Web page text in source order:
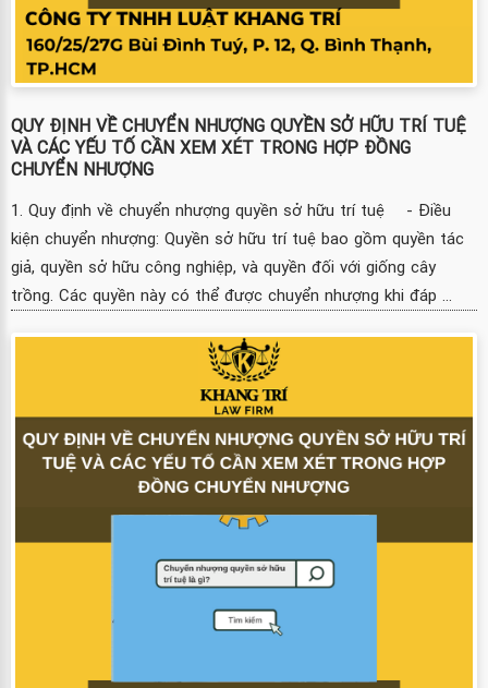
QUY ĐỊNH VỀ CHUYỂN NHƯỢNG QUYỀN SỞ HỮU TRÍ TUỆ
VÀ CÁC YẾU TỐ CẦN XEM XÉT TRONG HỢP ĐỒNG
CHUYỂN NHƯỢNG
1. Quy định về chuyển nhượng quyền sở hữu trí tuệ - Điều
kiện chuyển nhượng: Quyền sở hữu trí tuệ bao gồm quyền tác
giả, quyền sở hữu công nghiệp, và quyền đối với giống cây
trồng. Các quyền này có thể được chuyển nhượng khi đáp ...